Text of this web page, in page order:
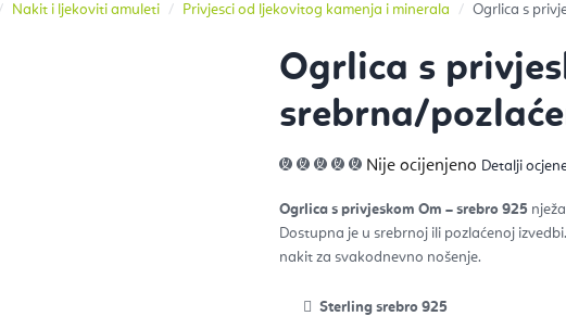
Nakit i ljekoviti amuleti Privjesci od ljekovitog kamenja i minerala Ogrlica s
Ogrlica s
srebrna/
Prosječna
ocjena
0,0
5
zvjezdica.
Nije ocijenjeno Detalji
Ogrlica s privjeskom Om – srebro 925
Dostupna je u srebrnoj ili pozlaćenoj
nakit za svakodnevno nošenje.
Sterling srebro 925